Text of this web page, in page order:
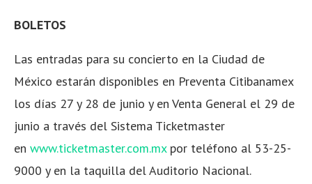
BOLETOS
Las entradas para su concierto en la Ciudad de
México estarán disponibles en Preventa Citibanamex
los días 27 y 28 de junio y en Venta General el 29 de
junio a través del Sistema Ticketmaster
en www.ticketmaster.com.mxpor teléfono al 53-25-
9000 y en la taquilla del Auditorio Nacional.